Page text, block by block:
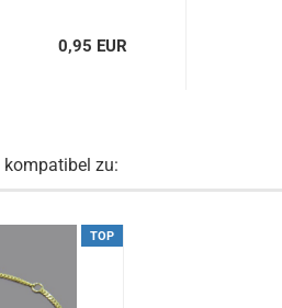
0,95 EUR
kompatibel zu:
TOP